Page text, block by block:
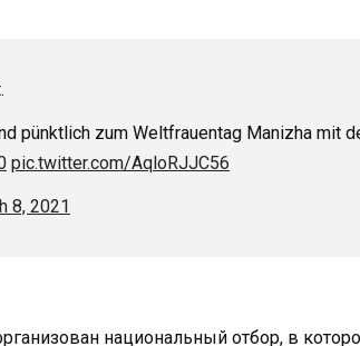
pünktlich zum Weltfrauentag Manizha mit
pic.twitter.com/AqloRJJC56
8, 2021
национальный отбор, в